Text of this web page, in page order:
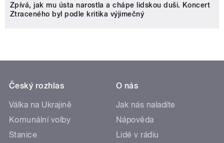
Zpívá, jak mu ústa narostla a chápe lidskou duši. Koncert
Ztraceného byl podle kritika výjimečný
Český rozhlas
Válka na Ukrajině
Komunální volby
Stanice
O nás
Jak nás naladíte
Nápověda
Lidé v rádiu